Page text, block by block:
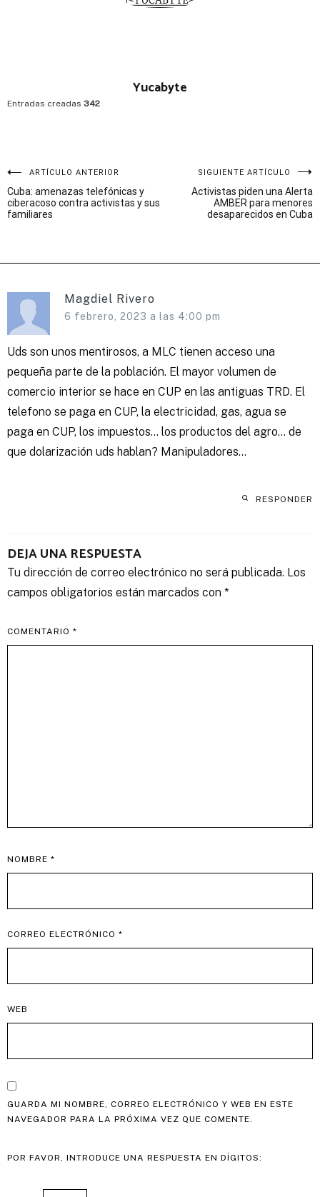
Yucabyte
Entradas creadas 342
Navegación
de
ARTÍCULO ANTERIOR
Cuba: amenazas telefónicas y
ciberacoso contra activistas y sus
familiares
SIGUIENTE ARTÍCULO
Activistas piden una Alerta
AMBER para menores
desaparecidos en Cuba
Magdiel Rivero
6 febrero, 2023 a las 4:00 pm
Uds son unos mentirosos, a MLC tienen acceso una
pequeña parte de la población. El mayor volumen de
comercio interior se hace en CUP en las antiguas TRD. El
telefono se paga en CUP, la electricidad, gas, agua se
paga en CUP, los impuestos… los productos del agro… de
que dolarización uds hablan? Manipuladores…
RESPONDER
DEJA UNA RESPUESTA
Tu dirección de correo electrónico no será publicada. Los
campos obligatorios están marcados con *
COMENTARIO *
NOMBRE *
CORREO ELECTRÓNICO *
WEB
GUARDA MI NOMBRE, CORREO ELECTRÓNICO Y WEB EN ESTE
NAVEGADOR PARA LA PRÓXIMA VEZ QUE COMENTE.
POR FAVOR, INTRODUCE UNA RESPUESTA EN DÍGITOS: